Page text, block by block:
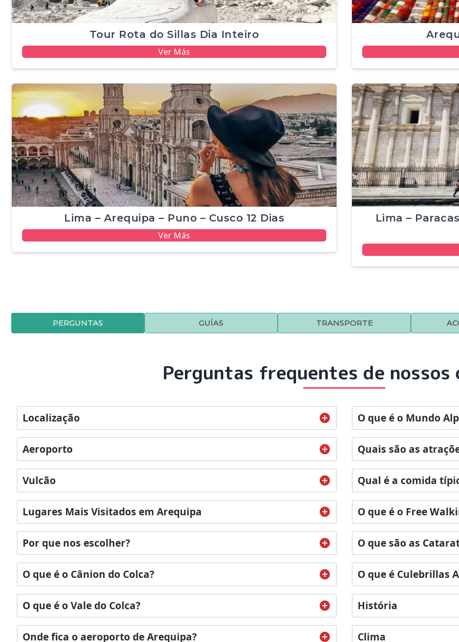
Tour Rota do Sillas Dia Inteiro
Ver Más
Lima – Arequipa – Puno – Cusco 12 Dias
Ver Más
Lima –
PERGUNTAS GUÍAS TRANSPORTE
Perguntas frequentes de
Localização
Aeroporto
Vulcão
Lugares Mais Visitados em Arequipa
Por que nos escolher?
O que é o Cânion do Colca?
O que é o Vale do Colca?
Onde fica o aeroporto de Arequipa?
O que é o Mundo
Quais são as
Qual é a comida
O que é o Free
O que são as
O que é Culebrillas
História
Clima